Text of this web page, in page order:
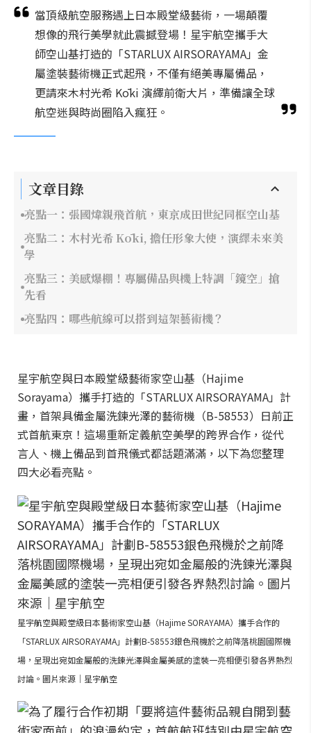
當頂級航空服務遇上日本殿堂級藝術，一場顛覆
想像的飛行美學就此震撼登場！星宇航空攜手大
師空山基打造的「STARLUX AIRSORAYAMA」金
屬塗裝藝術機正式起飛，不僅有絕美專屬備品，
更請來木村光希 Kōki 演繹前衛大片，準備讓全球
航空迷與時尚圈陷入瘋狂。
文章目錄
亮點一：張國煒親飛首航，東京成田世紀同框空山基
亮點二：木村光希 Kōki, 擔任形象大使，演繹未來美
學
亮點三：美感爆棚！專屬備品與機上特調「鏡空」搶
先看
亮點四：哪些航線可以搭到這架藝術機？
星宇航空與日本殿堂級藝術家空山基（Hajime
Sorayama）攜手打造的「STARLUX AIRSORAYAMA」計
畫，首架具備金屬洗鍊光澤的藝術機（B-58553）日前正
式首航東京！這場重新定義航空美學的跨界合作，從代
言人、機上備品到首飛儀式都話題滿滿，以下為您整理
四大必看亮點。
星宇航空與殿堂級日本藝術家空山基（Hajime SORAYAMA）攜手合作的
「STARLUX AIRSORAYAMA」計劃B-58553銀色飛機於之前降落桃園國際機
場，呈現出宛如金屬般的洗鍊光澤與金屬美感的塗裝一亮相便引發各界熱烈
討論。圖片來源｜星宇航空